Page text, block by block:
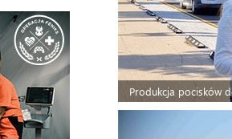
Produkcja pocisków